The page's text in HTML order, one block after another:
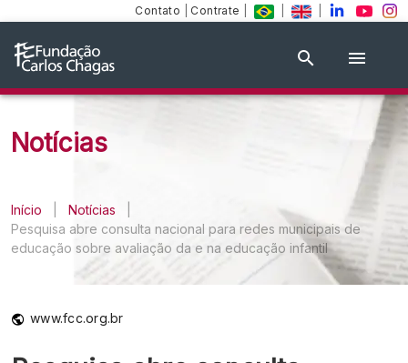
Contato Contrate
Notícias
Início Notícias
Pesquisa abre consulta nacional para redes municipais de
educação sobre avaliação da e na educação infantil
www.fcc.org.br